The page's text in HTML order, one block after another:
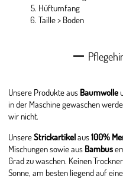
Hüftumfang
Taille > Boden
Unsere Produkte aus Baumwolle
in der Maschine gewaschen
wir nicht.
UnsereStrickartikelaus100%
Mischungen sowie aus Bambus
Grad zu waschen. Keinen
Sonne, am besten liegend auf